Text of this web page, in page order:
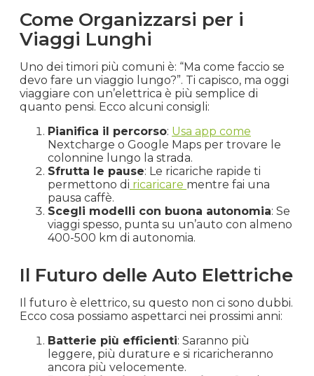
Come Organizzarsi per i
Viaggi Lunghi
Uno dei timori più comuni è: “Ma come faccio se
devo fare un viaggio lungo?”. Ti capisco, ma oggi
viaggiare con un’elettrica è più semplice di
quanto pensi. Ecco alcuni consigli:
Pianifica il percorso: Usa app come
Nextcharge o Google Maps per trovare le
colonnine lungo la strada.
Sfrutta le pause: Le ricariche rapide ti
permettono di ricaricare mentre fai una
pausa caffè.
Scegli modelli con buona autonomia: Se
viaggi spesso, punta su un’auto con almeno
400-500 km di autonomia.
Il Futuro delle Auto Elettriche
Il futuro è elettrico, su questo non ci sono dubbi.
Ecco cosa possiamo aspettarci nei prossimi anni:
Batterie più efficienti: Saranno più
leggere, più durature e si ricaricheranno
ancora più velocemente.